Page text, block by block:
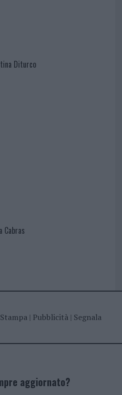
Diturco
Cabras
| Pubblicità| Segnala
aggiornato?